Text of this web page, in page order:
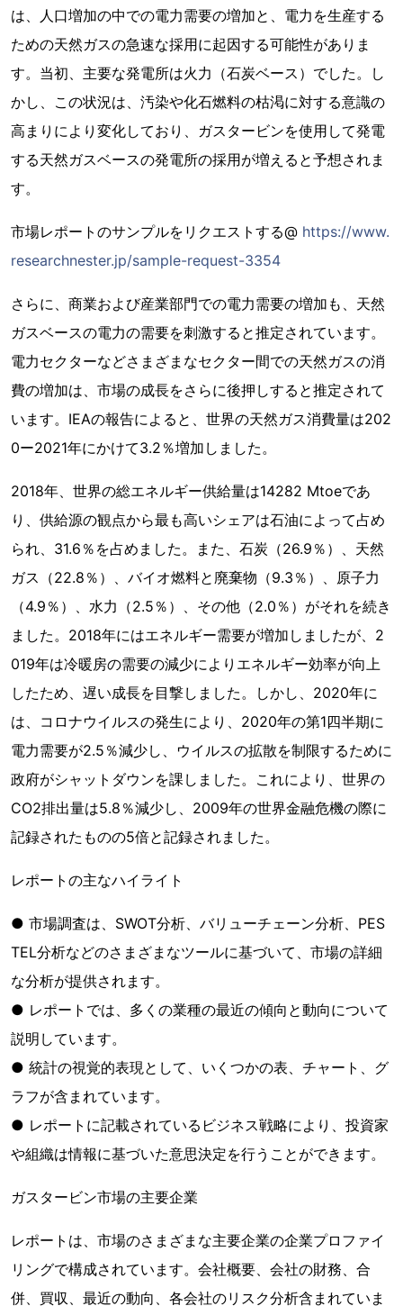
は、人口増加の中での電力需要の増加と、電力を生産する
ための天然ガスの急速な採用に起因する可能性がありま
す。当初、主要な発電所は火力（石炭ベース）でした。し
かし、この状況は、汚染や化石燃料の枯渇に対する意識の
高まりにより変化しており、ガスタービンを使用して発電
する天然ガスベースの発電所の採用が増えると予想されま
す。
市場レポートのサンプルをリクエストする@ https://www.
researchnester.jp/sample-request-3354
さらに、商業および産業部門での電力需要の増加も、天然
ガスベースの電力の需要を刺激すると推定されています。
電力セクターなどさまざまなセクター間での天然ガスの消
費の増加は、市場の成長をさらに後押しすると推定されて
います。IEAの報告によると、世界の天然ガス消費量は202
0ー2021年にかけて3.2％増加しました。
2018年、世界の総エネルギー供給量は14282 Mtoeであ
り、供給源の観点から最も高いシェアは石油によって占め
られ、31.6％を占めました。また、石炭（26.9％）、天然
ガス（22.8％）、バイオ燃料と廃棄物（9.3％）、原子力
（4.9％）、水力（2.5％）、その他（2.0％）がそれを続き
ました。2018年にはエネルギー需要が増加しましたが、2
019年は冷暖房の需要の減少によりエネルギー効率が向上
したため、遅い成長を目撃しました。しかし、2020年に
は、コロナウイルスの発生により、2020年の第1四半期に
電力需要が2.5％減少し、ウイルスの拡散を制限するために
政府がシャットダウンを課しました。これにより、世界の
CO2排出量は5.8％減少し、2009年の世界金融危機の際に
記録されたものの5倍と記録されました。
レポートの主なハイライト
● 市場調査は、SWOT分析、バリューチェーン分析、PES
TEL分析などのさまざまなツールに基づいて、市場の詳細
な分析が提供されます。
● レポートでは、多くの業種の最近の傾向と動向について
説明しています。
● 統計の視覚的表現として、いくつかの表、チャート、グ
ラフが含まれています。
● レポートに記載されているビジネス戦略により、投資家
や組織は情報に基づいた意思決定を行うことができます。
ガスタービン市場の主要企業
レポートは、市場のさまざまな主要企業の企業プロファイ
リングで構成されています。会社概要、会社の財務、合
併、買収、最近の動向、各会社のリスク分析含まれていま